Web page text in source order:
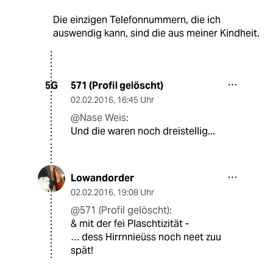
Die einzigen Telefonnummern, die ich
auswendig kann, sind die aus meiner Kindheit.
5G 571 (Profil gelöscht)
02.02.2016, 16:45 Uhr
@Nase Weis:
Und die waren noch dreistellig...
Lowandorder
02.02.2016, 19:08 Uhr
@571 (Profil gelöscht):
& mit der fei Plaschtizität -
… dess Hirrnnieüss noch neet zuu
spät!